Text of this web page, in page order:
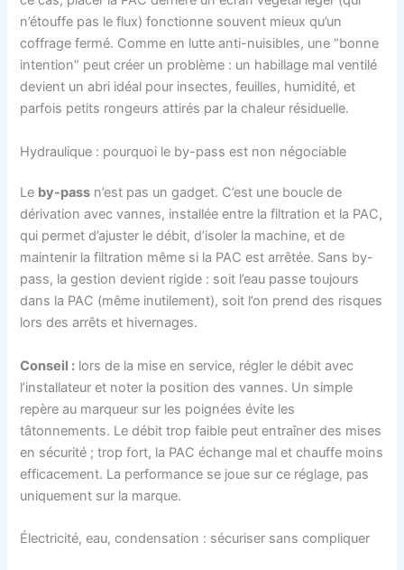
n’étouffe pas le flux) fonctionne souvent mieux qu’un
coffrage fermé. Comme en lutte anti-nuisibles, une “bonne
intention” peut créer un problème : un habillage mal ventilé
devient un abri idéal pour insectes, feuilles, humidité, et
parfois petits rongeurs attirés par la chaleur résiduelle.
Hydraulique : pourquoi le by-pass est non négociable
Le by-pass n’est pas un gadget. C’est une boucle de
dérivation avec vannes, installée entre la filtration et la PAC,
qui permet d’ajuster le débit, d’isoler la machine, et de
maintenir la filtration même si la PAC est arrêtée. Sans by-
pass, la gestion devient rigide : soit l’eau passe toujours
dans la PAC (même inutilement), soit l’on prend des risques
lors des arrêts et hivernages.
Conseil : lors de la mise en service, régler le débit avec
l’installateur et noter la position des vannes. Un simple
repère au marqueur sur les poignées évite les
tâtonnements. Le débit trop faible peut entraîner des mises
en sécurité ; trop fort, la PAC échange mal et chauffe moins
efficacement. La performance se joue sur ce réglage, pas
uniquement sur la marque.
Électricité, eau, condensation : sécuriser sans compliquer